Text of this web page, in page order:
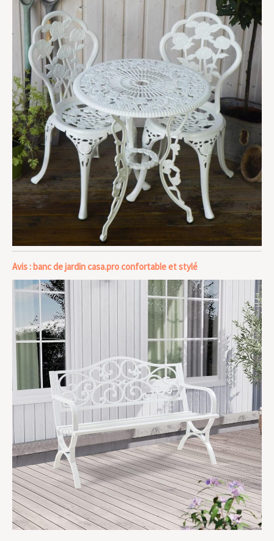
Avis : banc de jardin casa.pro confortable et stylé